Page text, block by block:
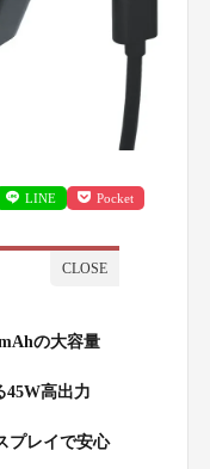
LINE Pocket
の大容量
45W高出力
プレイで安心